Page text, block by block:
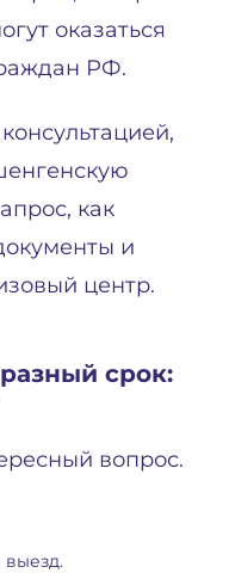
оказаться
РФ.
как
и
центр.
срок:
вопрос.